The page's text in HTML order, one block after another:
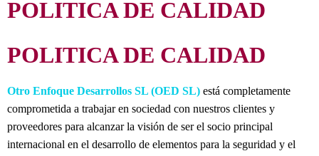
POLITICA DE CALIDAD
POLITICA DE CALIDAD
Otro Enfoque Desarrollos SL (OED SL) está completamente
comprometida a trabajar en sociedad con nuestros clientes y
proveedores para alcanzar la visión de ser el socio principal
internacional en el desarrollo de elementos para la seguridad y el